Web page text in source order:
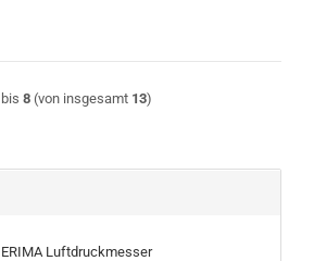
bis 8(von insgesamt 13)
ERIMA Luftdruckmesser